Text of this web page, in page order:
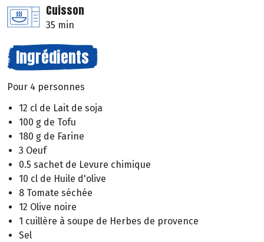
Cuisson
35 min
Ingrédients
Pour 4 personnes
12 cl de Lait de soja
100 g de Tofu
180 g de Farine
3 Oeuf
0.5 sachet de Levure chimique
10 cl de Huile d'olive
8 Tomate séchée
12 Olive noire
1 cuillère à soupe de Herbes de provence
Sel